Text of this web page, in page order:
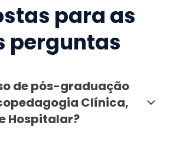
para as
perguntas
de pós-graduação
Clínica,
Hospitalar?